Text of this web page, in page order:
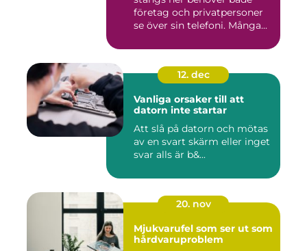
företag och privatpersoner
se över sin telefoni. Många...
12. dec
Vanliga orsaker till att
datorn inte startar
Att slå på datorn och mötas
av en svart skärm eller inget
svar alls är b&...
20. nov
Mjukvarufel som ser ut som
hårdvaruproblem